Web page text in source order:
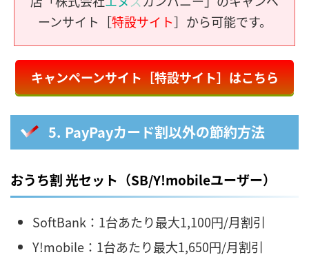
ーンサイト［特設サイト］から可能です。
キャンペーンサイト［特設サイト］はこちら
5. PayPayカード割以外の節約方法
おうち割 光セット（SB/Y!mobileユーザー）
SoftBank：1台あたり最大1,100円/月割引
Y!mobile：1台あたり最大1,650円/月割引